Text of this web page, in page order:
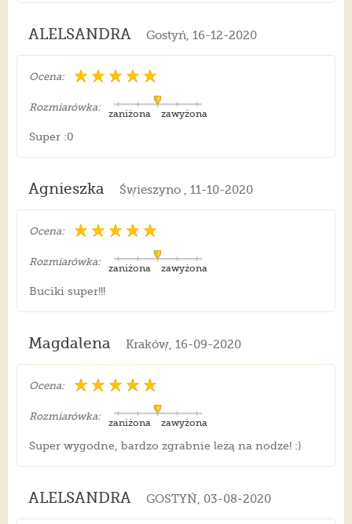
ALELSANDRA Gostyń, 16-12-2020
Ocena:
Rozmiarówka:
zawyżona
zaniżona
Super :0
Agnieszka Świeszyno , 11-10-2020
Ocena:
Rozmiarówka:
zawyżona
zaniżona
Buciki super!!!
Magdalena Kraków, 16-09-2020
Ocena:
Rozmiarówka:
zawyżona
zaniżona
Super wygodne, bardzo zgrabnie leżą na nodze! :)
ALELSANDRA GOSTYŃ, 03-08-2020